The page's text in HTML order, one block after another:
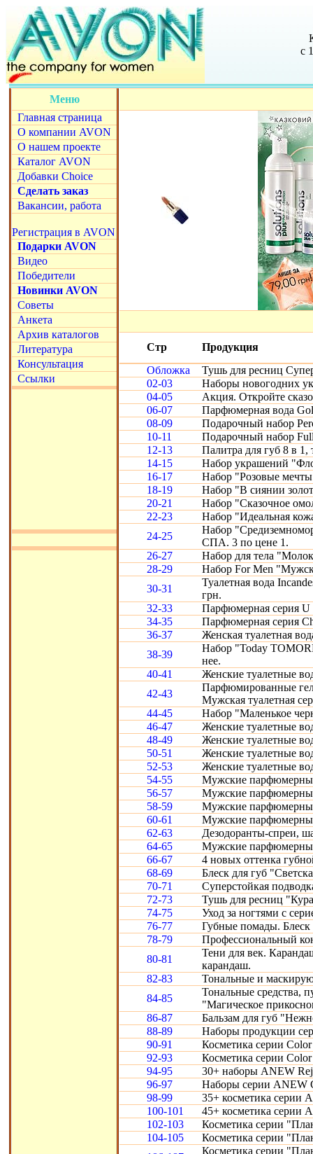
с
Меню
Главная страница
О компании AVON
О нашем проекте
Каталог AVON
Добавки Choice
Сделать заказ
Вакансии, работа
Регистрация в AVON
Подарки AVON
Видео
Победители
Новинки AVON
Советы
Анкета
Архив каталогов
Литература
Консультация
Ссылки
Стр
Продукция
Обложка
Тушь для ресниц
02-03
Наборы новогодних
04-05
Акция. Откройте
06-07
Парфюмерная вода
08-09
Подарочный набор
10-11
Подарочный набор
12-13
Палитра для губ 8 в 1,
14-15
Набор украшений
16-17
Набор "Розовые
18-19
Набор "В сиянии
20-21
Набор "Сказочное
22-23
Набор "Идеальная
24-25
Набор
СПА. 3 по цене 1.
26-27
Набор для тела
28-29
Набор For Men
30-31
Туалетная вода
грн.
32-33
Парфюмерная серия U
34-35
Парфюмерная серия
36-37
Женская туалетная
38-39
Набор "Today
нее.
40-41
Женские туалетные
42-43
Парфюмированные
Мужская туалетная
44-45
Набор "Маленькое
46-47
Женские туалетные
48-49
Женские туалетные
50-51
Женские туалетные
52-53
Женские туалетные
54-55
Мужские
56-57
Мужские
58-59
Мужские
60-61
Мужские
62-63
Дезодоранты-спреи,
64-65
Мужские
66-67
4 новых оттенка
68-69
Блеск для губ
70-71
Суперстойкая
72-73
Тушь для ресниц
74-75
Уход за ногтями с
76-77
Губные помады. Блеск
78-79
Профессиональный
80-81
Тени для век.
карандаш.
82-83
Тональные и
84-85
Тональные средства,
"Магическое
86-87
Бальзам для губ
88-89
Наборы продукции
90-91
Косметика серии
92-93
Косметика серии
94-95
30+ наборы ANEW
96-97
Наборы серии ANEW
98-99
35+ косметика серии
100-101
45+ косметика серии
102-103
Косметика серии
104-105
Косметика серии
Косметика серии